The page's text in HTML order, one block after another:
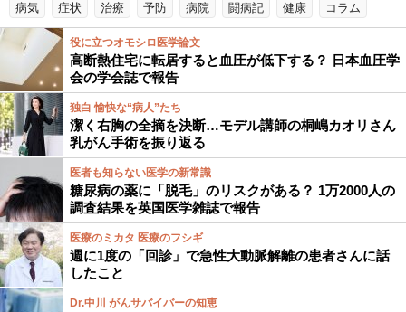
病気 症状 治療 予防 病院 闘病記 健康 コラム
役に立つオモシロ医学論文
高断熱住宅に転居すると血圧が低下する？ 日本血圧学
会の学会誌で報告
独白 愉快な“病人”たち
潔く右胸の全摘を決断…モデル講師の桐嶋カオリさん
乳がん手術を振り返る
医者も知らない医学の新常識
糖尿病の薬に「脱毛」のリスクがある？ 1万2000人の
調査結果を英国医学雑誌で報告
医療のミカタ 医療のフシギ
週に1度の「回診」で急性大動脈解離の患者さんに話
したこと
Dr.中川 がんサバイバーの知恵